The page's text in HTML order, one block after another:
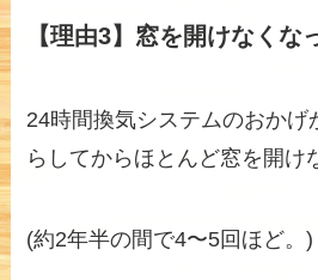
【理由3】窓を開けなくな
24時間換気システムのおかげ
らしてからほとんど窓を開け
(約2年半の間で4〜5回ほど。)